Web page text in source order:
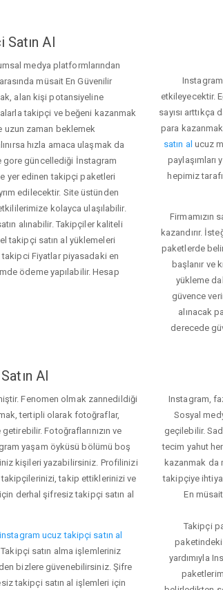
Satın Al
medya platformlarından
müsait En Güvenilir
alan kişi potansiyeline
takipçi ve beğeni kazanmak
uzun zaman beklemek
hızla amaca ulaşmak da
gore güncellediği İnstagram
yer edinen takipçi paketleri
edilecektir. Site üstünden
kolayca ulaşılabilir.
alınabilir. Takipçiler kaliteli
takipçi satın al yüklemeleri
takipci Fiyatlar piyasadaki en
ödeme yapılabilir. Hesap
etkileyecektir.
sayısı
para
satın al ucuz
paylaşımları
hepimiz
Firmamızın
kazandırır.
paketlerde
başlanır ve
yükleme
güvence
alınacak
derecede
Al
Fenomen olmak zannedildiği
tertipli olarak fotoğraflar,
Fotoğraflarınızın ve
yaşam öyküsü bölümü boş
kişileri yazabilirsiniz. Profilinizi
takip ettiklerinizi ve
derhal şifresiz takipçi satın al
instagram ucuz takipçi satın al
satın alma işlemleriniz
bizlere güvenebilirsiniz. Şifre
takipçi satın al işlemleri için
Instagram,
Sosyal
geçilebilir.
tecim yahut
kazanmak da
takipçiye
En
Takipçi
paketindeki
yardımıyla